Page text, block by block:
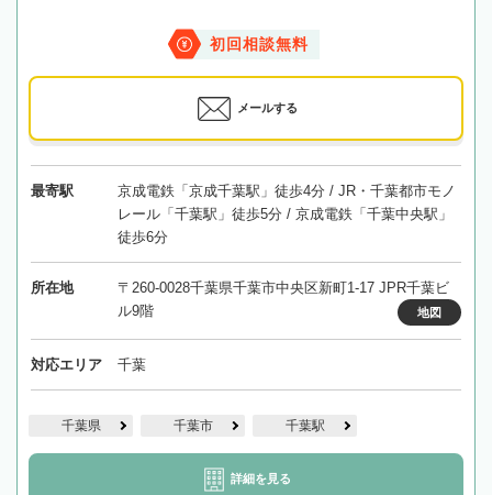
初回相談無料
メールする
最寄駅
京成電鉄「京成千葉駅」徒歩4分 / JR・千葉都市モノ
レール「千葉駅」徒歩5分 / 京成電鉄「千葉中央駅」
徒歩6分
所在地
〒260-0028千葉県千葉市中央区新町1-17 JPR千葉ビ
ル9階
地図
対応エリア 千葉
千葉県 千葉市 千葉駅
詳細を見る